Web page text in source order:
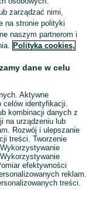
Skorzystaj z największego serwisu ogłoszeniowego - Bodzanów i okolice! Kupuj to, czego pragniesz i sprzedawaj to, czego już nie potrzebujesz! Zobacz
zarządzać nimi,
na stronie polityki
naszym partnerom i
Polityka cookies,
dane w celu
Aktywne
celów identyfikacji.
kombinacji danych z
na urządzeniu lub
Rozwój i ulepszanie
treści. Tworzenie
efektywności
reklam.
treści.